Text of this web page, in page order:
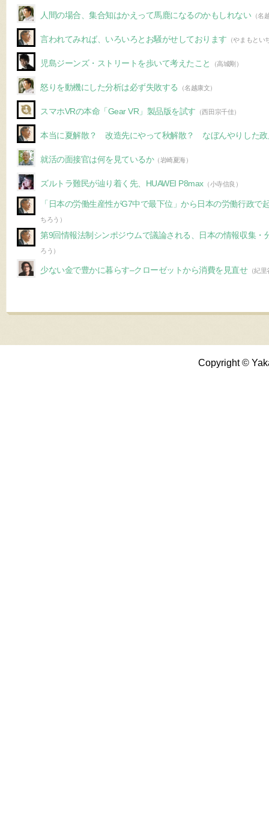
人間の場合、集合知はかえって馬鹿になるのかもしれない （名
言われてみれば、いろいろとお騒がせしております （やまもとい
児島ジーンズ・ストリートを歩いて考えたこと （高城剛）
怒りを動機にした分析は必ず失敗する （名越康文）
スマホVRの本命「Gear VR」製品版を試す （西田宗千佳）
本当に夏解散？ 改造先にやって秋解散？ なぼんやりした政
就活の面接官は何を見ているか（岩崎夏海）
ズルトラ難民が辿り着く先、HUAWEI P8max （小寺信良）
「日本の労働生産性がG7中で最下位」から日本の労働行政で
ちろう）
第9回情報法制シンポジウムで議論される、日本の情報収集・
ろう）
少ない金で豊かに暮らす–クローゼットから消費を見直せ（紀里
Copyright ©